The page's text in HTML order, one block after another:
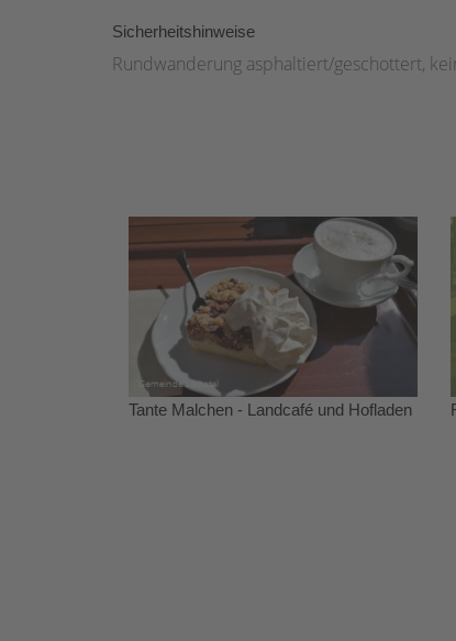
Sicherheitshinweise
Rundwanderung asphaltiert/geschottert,
Tante Malchen - Landcafé und Hofladen